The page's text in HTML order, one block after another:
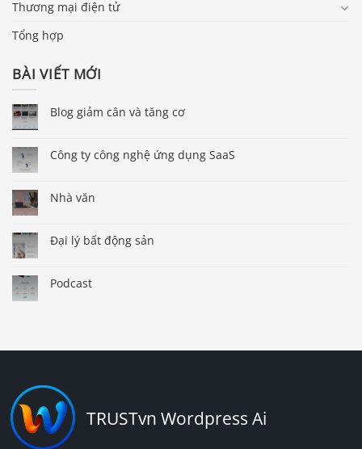
Thương mại điện tử
Tổng hợp
BÀI VIẾT MỚI
Blog giảm cân và tăng cơ
Công ty công nghệ ứng dụng SaaS
Nhà văn
Đại lý bất động sản
Podcast
TRUSTvn Wordpress Ai